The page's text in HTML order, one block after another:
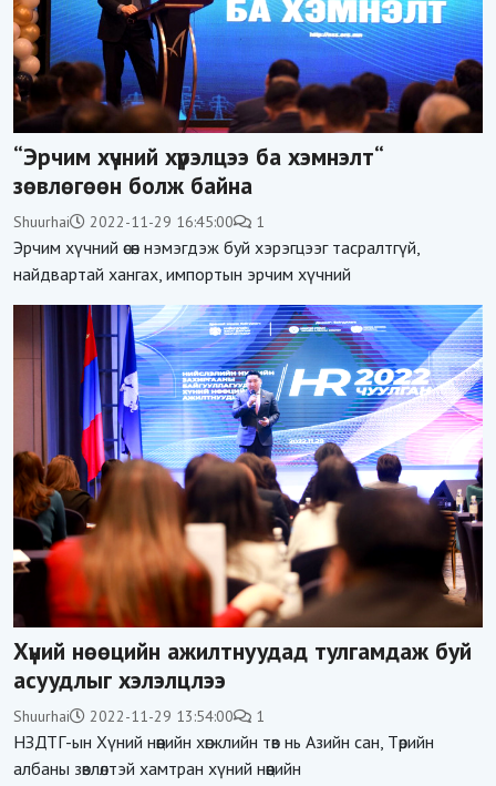
“Эрчим хүчний хүрэлцээ ба хэмнэлт“
зөвлөгөөн болж байна
Shuurhai 2022-11-29 16:45:00 1
Эрчим хүчний өсөн нэмэгдэж буй хэрэгцээг тасралтгүй,
найдвартай хангах, импортын эрчим хүчний
Хүний нөөцийн ажилтнуудад тулгамдаж буй
асуудлыг хэлэлцлээ
Shuurhai 2022-11-29 13:54:00 1
НЗДТГ-ын Хүний нөөцийн хөгжлийн төв нь Азийн сан, Төрийн
албаны зөвлөлтэй хамтран хүний нөөцийн